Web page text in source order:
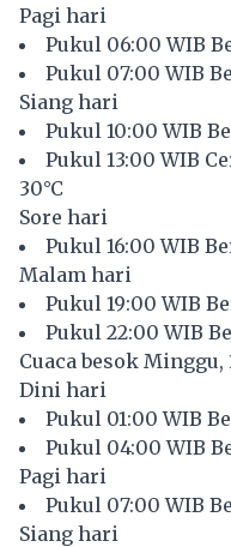
Pagi hari
Pukul 06:00 WIB
Pukul 07:00 WIB
Siang hari
Pukul 10:00 WIB
Pukul 13:00 WIB
30°C
Sore hari
Pukul 16:00 WIB
Malam hari
Pukul 19:00 WIB
Pukul 22:00 WIB
Cuaca besok Minggu,
Dini hari
Pukul 01:00 WIB
Pukul 04:00 WIB
Pagi hari
Pukul 07:00 WIB
Siang hari